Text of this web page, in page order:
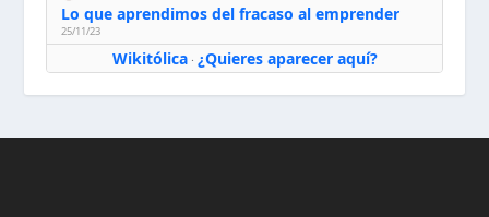
Lo que aprendimos del fracaso al emprender
25/11/23
Wikitólica· ¿Quieres aparecer aquí?